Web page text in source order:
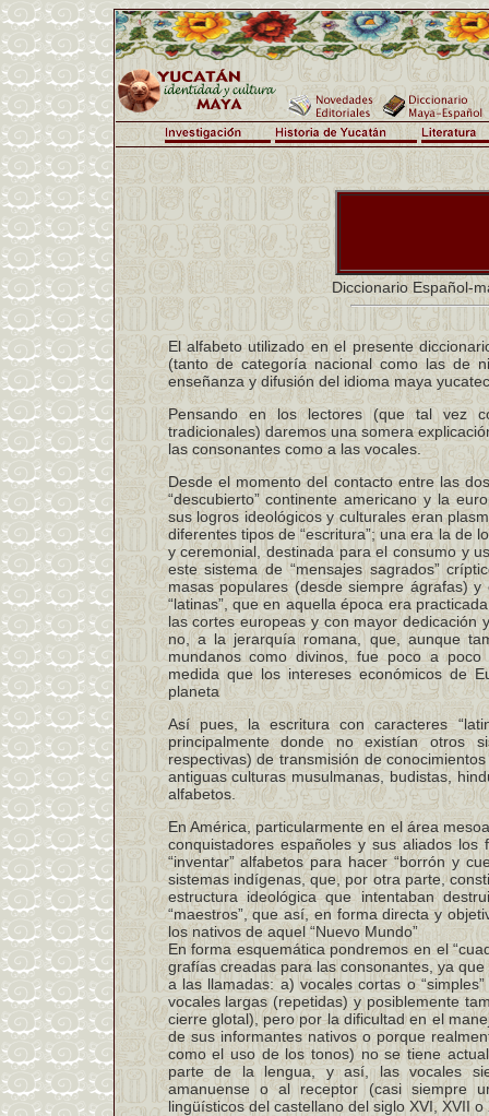
Diccionario Español-
El alfabeto utilizado en el presente
(tanto de categoría nacional como las de
enseñanza y difusión del idioma maya
Pensando en los lectores (que tal vez
tradicionales) daremos una somera
las consonantes como a las vocales.
Desde el momento del contacto entre las
“descubierto” continente americano y la
sus logros ideológicos y culturales eran
diferentes tipos de “escritura”; una era la de
y ceremonial, destinada para el consumo y
este sistema de “mensajes sagrados”
masas populares (desde siempre ágrafas)
“latinas”, que en aquella época era
las cortes europeas y con mayor dedicación
no, a la jerarquía romana, que, aunque
mundanos como divinos, fue poco a
medida que los intereses económicos de
planeta
Así pues, la escritura con caracteres
principalmente donde no existían otros
respectivas) de transmisión de
antiguas culturas musulmanas, budistas,
alfabetos.
En América, particularmente en el área
conquistadores españoles y sus aliados
“inventar” alfabetos para hacer “borrón y
sistemas indígenas, que, por otra parte,
estructura ideológica que intentaban
“maestros”, que así, en forma directa y
los nativos de aquel “Nuevo Mundo”
En forma esquemática pondremos en el
grafías creadas para las consonantes, ya
a las llamadas: a) vocales cortas o
vocales largas (repetidas) y posiblemente
cierre glotal), pero por la dificultad en el
de sus informantes nativos o porque
como el uso de los tonos) no se tiene
parte de la lengua, y así, las vocales
amanuense o al receptor (casi siempre
lingüísticos del castellano del siglo XVI, XVII